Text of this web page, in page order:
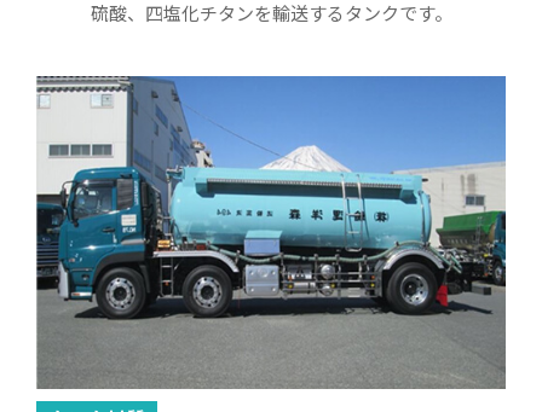
硫酸、四塩化チタンを輸送するタンクです。